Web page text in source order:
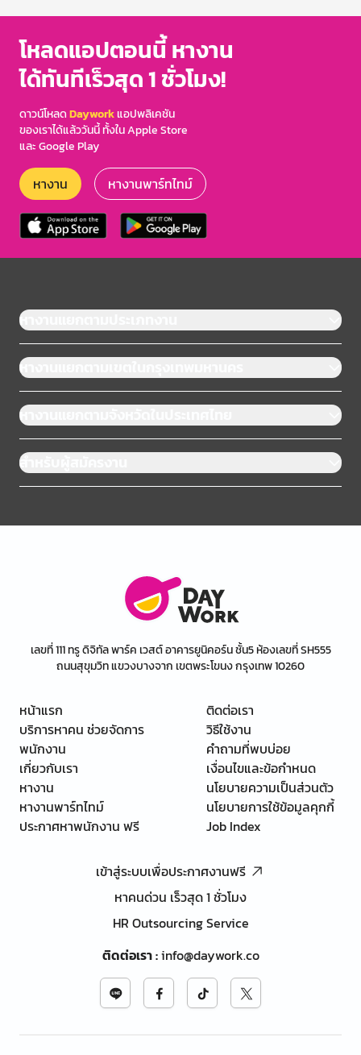
โหลดแอปตอนนี้ หางาน
ได้ทันทีเร็วสุด 1 ชั่วโมง!
ดาวน์โหลดDayworkแอปพลิเคชัน
ของเราได้แล้ววันนี้ ทั้งใน Apple Store
และ Google Play
หางาน หางานพาร์ทไทม์
หางานแยกตามประเภทงาน
หางานแยกตามเขตในกรุงเทพมหานคร
หางานแยกตามจังหวัดในประเทศไทย
สำหรับผู้สมัครงาน
เลขที่ 111 ทรู ดิจิทัล พาร์ค เวสต์ อาคารยูนิคอร์น ชั้น5 ห้องเลขที่ SH555
ถนนสุขุมวิท แขวงบางจาก เขตพระโขนง กรุงเทพ 10260
หน้าแรก
บริการหาคน ช่วยจัดการ
พนักงาน
เกี่ยวกับเรา
หางาน
หางานพาร์ทไทม์
ประกาศหาพนักงาน ฟรี
ติดต่อเรา
วิธีใช้งาน
คำถามที่พบบ่อย
เงื่อนไขและข้อกำหนด
นโยบายความเป็นส่วนตัว
นโยบายการใช้ข้อมูลคุกกี้
Job Index
เข้าสู่ระบบเพื่อประกาศงานฟรี
หาคนด่วน เร็วสุด 1 ชั่วโมง
HR Outsourcing Service
ติดต่อเรา:info@daywork.co